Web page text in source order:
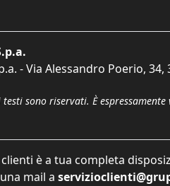
- Via Alessandro Poerio, 34,
sono riservati. È
è a tua completa
mail a